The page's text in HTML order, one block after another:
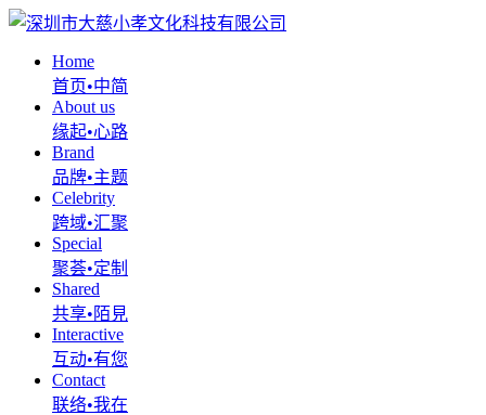
Home
首页•中简
About us
缘起•心路
Brand
品牌•主题
Celebrity
跨域•汇聚
Special
聚荟•定制
Shared
共享•陌見
Interactive
互动•有您
Contact
联络•我在